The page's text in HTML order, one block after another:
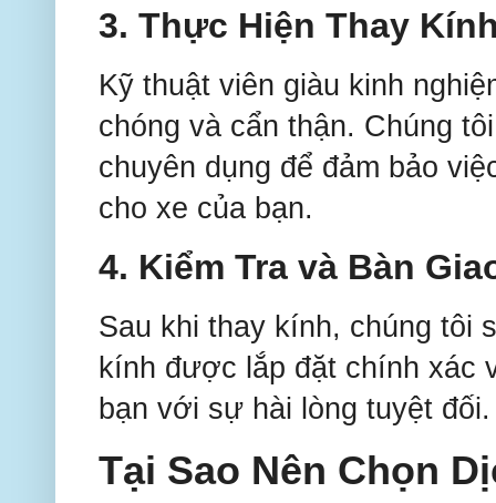
3.Thực Hiện Thay
Kỹ thuật viên giàu kinh
chóng và cẩn thận. Chúng
chuyên dụng để đảm bảo
cho xe của bạn.
4. Kiểm Tra và Bàn
Sau khi thay kính, chúng tôi
kính được lắp đặt chính xác
bạn với sự hài lòng tuyệt đối.
Tại Sao Nên Chọn